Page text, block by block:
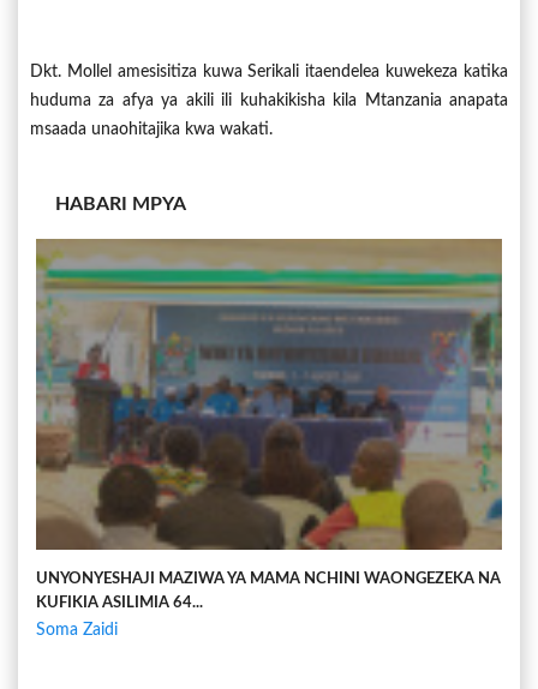
Dkt. Mollel amesisitiza kuwa Serikali itaendelea kuwekeza katika
huduma za afya ya akili ili kuhakikisha kila Mtanzania anapata
msaada unaohitajika kwa wakati.
HABARI MPYA
UNYONYESHAJI MAZIWA YA MAMA NCHINI WAONGEZEKA NA
KUFIKIA ASILIMIA 64...
Soma Zaidi